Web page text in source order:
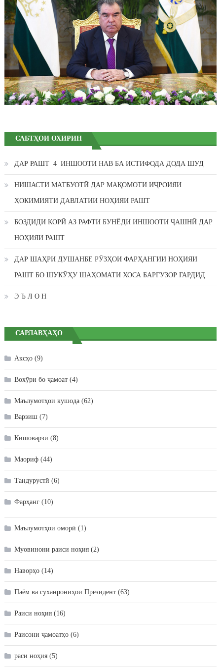
САБТҲОИ ОХИРИН
ДАР РАШТ 4 ИНШООТИ НАВ БА ИСТИФОДА ДОДА ШУД
НИШАСТИ МАТБУОТӢ ДАР МАҚОМОТИ ИҶРОИЯИ
ҲОКИМИЯТИ ДАВЛАТИИ НОҲИЯИ РАШТ
БОЗДИДИ КОРӢ АЗ РАФТИ БУНЁДИ ИНШООТИ ҶАШНӢ ДАР
НОҲИЯИ РАШТ
ДАР ШАҲРИ ДУШАНБЕ РӮЗҲОИ ФАРҲАНГИИ НОҲИЯИ
РАШТ БО ШУКӮҲУ ШАҲОМАТИ ХОСА БАРГУЗОР ГАРДИД
Э Ъ Л О Н
САРЛАВҲАҲО
Аксҳо(9)
Вохӯри бо ҷамоат(4)
Маълумотҳои кушода(62)
Варзиш(7)
Кишоварзӣ (8)
Маориф(44)
Тандурустӣ (6)
Фарҳанг(10)
Маълумотҳои оморӣ (1)
Муовинони раиси ноҳия(2)
Наворҳо(14)
Паём ва суханрониҳои Президент(63)
Раиси ноҳия(16)
Раисони ҷамоатҳо(6)
раси ноҳия(5)